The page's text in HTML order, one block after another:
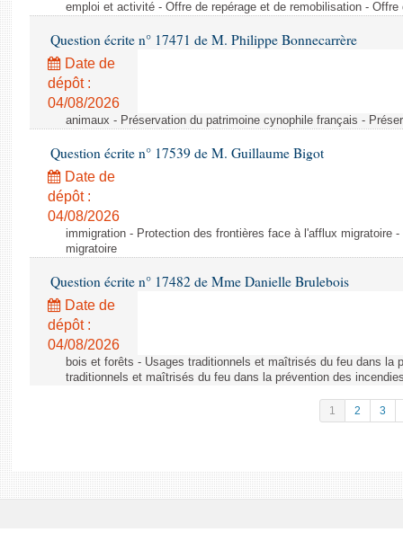
emploi et activité - Offre de repérage et de remobilisation -
Question écrite n° 17471 de M. Philippe Bonnecarrère
Date de
dépôt :
04/08/2026
animaux - Préservation du patrimoine cynophile français -
Question écrite n° 17539 de M. Guillaume Bigot
Date de
dépôt :
04/08/2026
immigration - Protection des frontières face à l'afflux migratoire
migratoire
Question écrite n° 17482 de Mme Danielle Brulebois
Date de
dépôt :
04/08/2026
bois et forêts - Usages traditionnels et maîtrisés du feu dans la
traditionnels et maîtrisés du feu dans la prévention des
1 2 3